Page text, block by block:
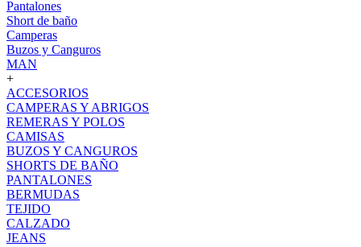
Pantalones
Short de baño
Camperas
Buzos y Canguros
MAN
+
ACCESORIOS
CAMPERAS Y ABRIGOS
REMERAS Y POLOS
CAMISAS
BUZOS Y CANGUROS
SHORTS DE BAÑO
PANTALONES
BERMUDAS
TEJIDO
CALZADO
JEANS